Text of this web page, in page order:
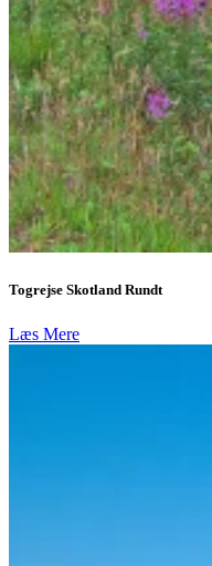
Togrejse Skotland Rundt
Læs Mere